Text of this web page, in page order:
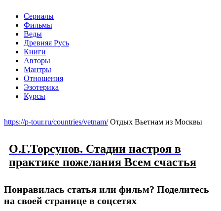
Сериалы
Фильмы
Веды
Древняя Русь
Книги
Авторы
Мантры
Отношения
Эзотерика
Курсы
https://p-tour.ru/countries/vetnam/Отдых Вьетнам из Москвы
О.Г.Торсунов. Стадии настроя в
практике пожелания Всем счастья
Понравилась статья или фильм? Поделитесь
на своей странице в соцсетях